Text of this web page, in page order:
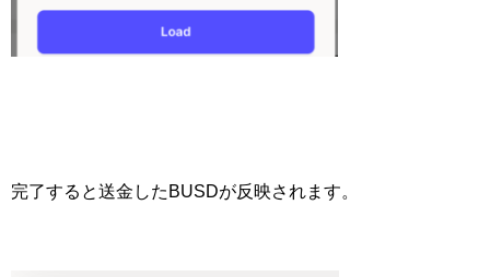
完了すると送金したBUSDが反映されます。